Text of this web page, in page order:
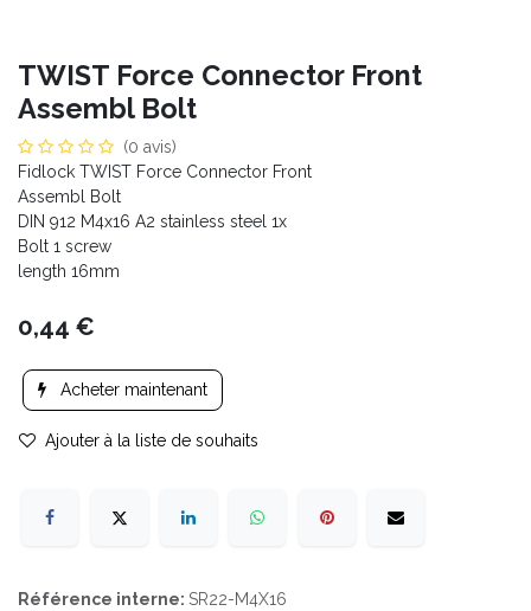
TWIST Force Connector Front
Assembl Bolt
(0 avis)
Fidlock TWIST Force Connector Front
Assembl Bolt
DIN 912 M4x16 A2 stainless steel 1x
Bolt 1 screw
length 16mm
0,44 €
Acheter maintenant
Ajouter à la liste de souhaits
Référence interne: SR22-M4X16